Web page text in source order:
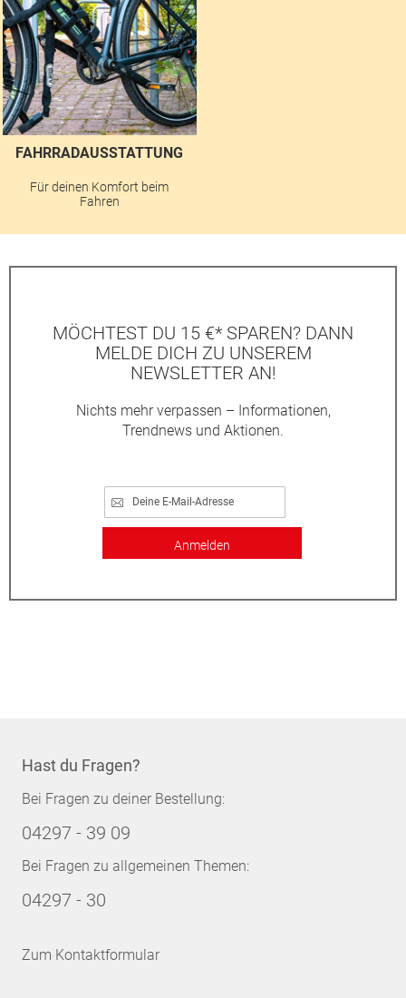
FAHRRADAUSSTATTUNG
Für deinen Komfort beim
Fahren
MÖCHTEST DU 15 €* SPAREN? DANN
MELDE DICH ZU UNSEREM
NEWSLETTER AN!
Nichts mehr verpassen – Informationen,
Trendnews und Aktionen.
Anmelden
Hast du Fragen?
Bei Fragen zu deiner Bestellung:
04297 - 39 09
Bei Fragen zu allgemeinen Themen:
04297 - 30
Zum Kontaktformular